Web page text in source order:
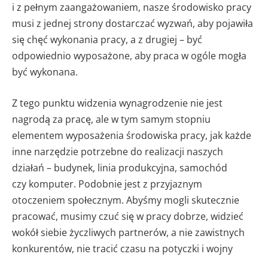
i z pełnym zaangażowaniem, nasze środowisko pracy
musi z jednej strony dostarczać wyzwań, aby pojawiła
się chęć wykonania pracy, a z drugiej – być
odpowiednio wyposażone, aby praca w ogóle mogła
być wykonana.
Z tego punktu widzenia wynagrodzenie nie jest
nagrodą za pracę, ale w tym samym stopniu
elementem wyposażenia środowiska pracy, jak każde
inne narzędzie potrzebne do realizacji naszych
działań – budynek, linia produkcyjna, samochód
czy komputer. Podobnie jest z przyjaznym
otoczeniem społecznym. Abyśmy mogli skutecznie
pracować, musimy czuć się w pracy dobrze, widzieć
wokół siebie życzliwych partnerów, a nie zawistnych
konkurentów, nie tracić czasu na potyczki i wojny